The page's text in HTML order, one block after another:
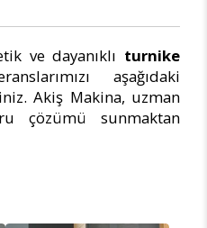
ve dayanıklı turnike
aşağıdaki
Akiş Makina, uzman
çözümü sunmaktan